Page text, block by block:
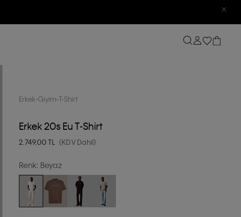
Erkek Giyim T-Shirt
Erkek 20s Eu T-Shirt
2.749,00 TL (KDV Dahil)
Renk: Beyaz